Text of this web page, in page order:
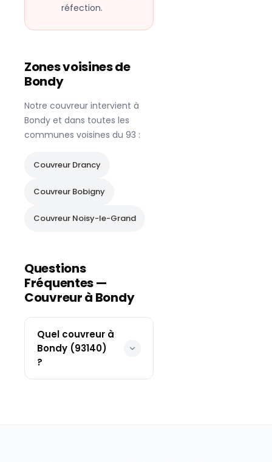
réfection.
Zones voisines de
Bondy
Notre couvreur intervient à
Bondy et dans toutes les
communes voisines du 93 :
Couvreur Drancy
Couvreur Bobigny
Couvreur Noisy-le-Grand
Questions
Fréquentes —
Couvreur à Bondy
Quel couvreur à
Bondy (93140)
?